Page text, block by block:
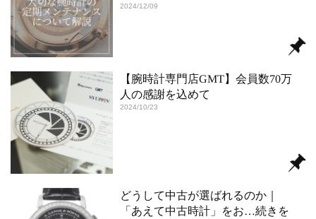
2024/12/09
【腕時計専門店GMT】会員数70万
⼈の感謝を込めて
2024/10/23
どうして中古が選ばれるのか｜
「あえて中古時計」をお…続きを